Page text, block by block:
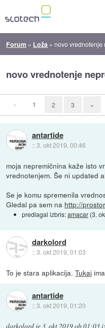
Forum » Loža » novo vrednotenje
novo vrednotenje
« 1 2 3 »
antartide
::3. okt 2019, 00:46
moja nepremičnina kaže isto
vrednotenjem. Še ni updated
Se je komu spremenila
Gledal pa sem na http://
predlagal izbris:amacar (3.
darkolord
::3. okt 2019, 01:03
To je stara aplikacija.Tukaj
antartide
::3. okt 2019, 01:20
darkolord je3. okt 2019 ob 01:03